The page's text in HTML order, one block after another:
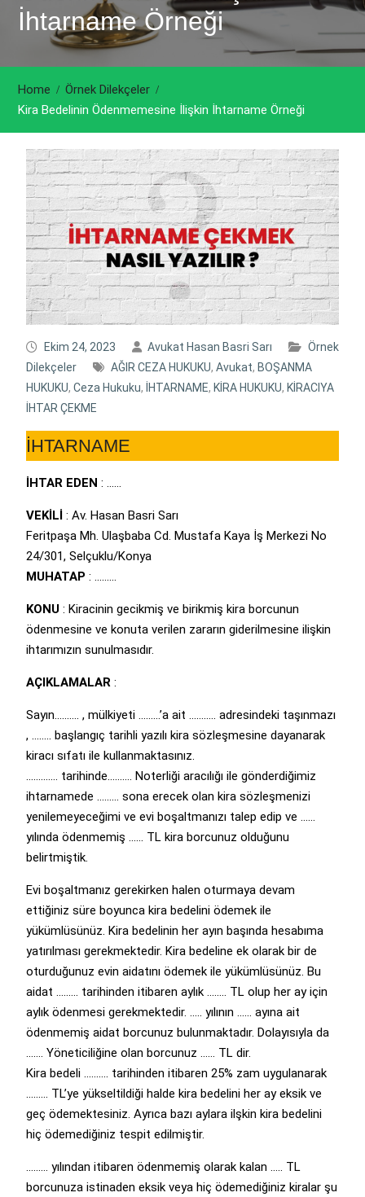
İhtarname Örneği
Home
Örnek Dilekçeler
Kira Bedelinin Ödenmemesine İlişkin İhtarname Örneği
Ekim 24, 2023 Avukat Hasan Basri Sarı
Örnek
Dilekçeler
AĞIR CEZA HUKUKU, Avukat, BOŞANMA
HUKUKU, Ceza Hukuku, İHTARNAME, KİRA HUKUKU, KİRACIYA
İHTAR ÇEKME
İHTARNAME
İHTAR EDEN : ……
VEKİLİ : Av. Hasan Basri Sarı
Feritpaşa Mh. Ulaşbaba Cd. Mustafa Kaya İş Merkezi No
24/301, Selçuklu/Konya
MUHATAP : ………
KONU : Kiracinin gecikmiş ve birikmiş kira borcunun
ödenmesine ve konuta verilen zararın giderilmesine ilişkin
ihtarımızın sunulmasıdır.
AÇIKLAMALAR :
Sayın………. , mülkiyeti ………’a ait ……….. adresindeki taşınmazı
, …….. başlangıç tarihli yazılı kira sözleşmesine dayanarak
kiracı sıfatı ile kullanmaktasınız.
…………. tarihinde………. Noterliği aracılığı ile gönderdiğimiz
ihtarnamede ……… sona erecek olan kira sözleşmenizi
yenilemeyeceğimi ve evi boşaltmanızı talep edip ve ……
yılında ödenmemiş …… TL kira borcunuz olduğunu
belirtmiştik.
Evi boşaltmanız gerekirken halen oturmaya devam
ettiğiniz süre boyunca kira bedelini ödemek ile
yükümlüsünüz. Kira bedelinin her ayın başında hesabıma
yatırılması gerekmektedir. Kira bedeline ek olarak bir de
oturduğunuz evin aidatını ödemek ile yükümlüsünüz. Bu
aidat ……… tarihinden itibaren aylık …….. TL olup her ay için
aylık ödenmesi gerekmektedir. ….. yılının …… ayına ait
ödenmemiş aidat borcunuz bulunmaktadır. Dolayısıyla da
……. Yöneticiliğine olan borcunuz …… TL dir.
Kira bedeli ………. tarihinden itibaren 25% zam uygulanarak
……… TL’ye yükseltildiği halde kira bedelini her ay eksik ve
geç ödemektesiniz. Ayrıca bazı aylara ilşkin kira bedelini
hiç ödemediğiniz tespit edilmiştir.
……… yılından itibaren ödenmemiş olarak kalan ….. TL
borcunuza istinaden eksik veya hiç ödemediğiniz kiralar şu